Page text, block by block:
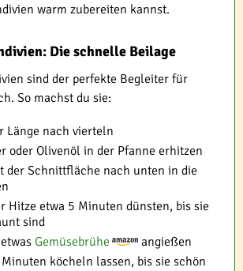
warm zubereiten kannst.
Die schnelle Beilage
sind der perfekte Begleiter für
So machst du sie:
Länge nach vierteln
oder Olivenöl in der Pfanne erhitzen
der Schnittfläche nach unten in die
Hitze etwa 5 Minuten dünsten, bis sie
sind
Gemüsebrühe
angießen
köcheln lassen, bis sie schön